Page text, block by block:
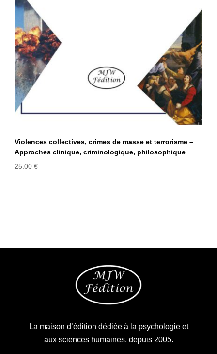
Violences collectives, crimes de masse et terrorisme –
Approches clinique, criminologique, philosophique
25,00 €
La maison d’édition dédiée à la psychologie et
aux sciences humaines, depuis 2005.